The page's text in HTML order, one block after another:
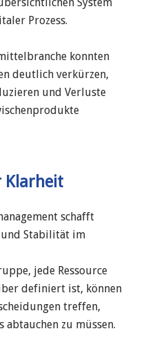
System
Prozess.
konnten
deutlich verkürzen,
und Verluste
Klarheit
schafft
und Stabilität im
jede Ressource
definiert ist, können
treffen,
zu müssen.